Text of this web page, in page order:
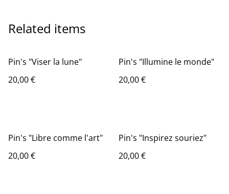
Related items
Pin's "Viser la lune"
20,00 €
Pin's "Illumine le monde"
20,00 €
Pin's "Libre comme l'art"
20,00 €
Pin's "Inspirez souriez"
20,00 €